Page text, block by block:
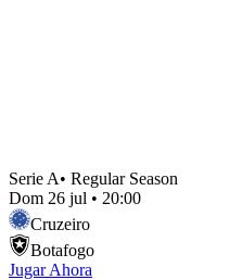
Serie A• Regular Season
Dom 26 jul • 20:00
Cruzeiro
Botafogo
Jugar Ahora